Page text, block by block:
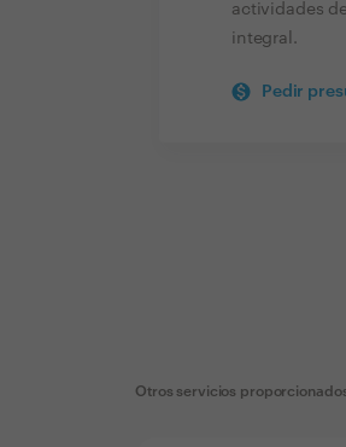
actividades
integral.
Pedir
Otros servicios